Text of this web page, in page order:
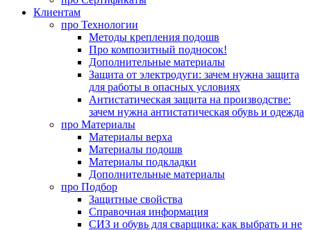
Клиентам
про Технологии
Методы крепления подошв
Про композитный подносок!
Дополнительные материалы
Защита от электродуги: зачем нужна защита
для работы в опасных условиях
Антистатическая защита на производстве:
зачем нужна антистатическая обувь и одежда
про Материалы
Материалы верха
Материалы подошв
Материалы подкладки
Дополнительные материалы
про Подбор
Защитные свойства
Справочная информация
СИЗ и обувь для сварщика: как выбрать и не